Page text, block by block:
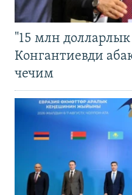
"15 млн
Конгантиевди
чечим